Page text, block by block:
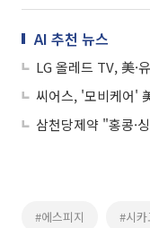
AI 추천 뉴스
씨어스, '모비케어'
#에스피지 #시카